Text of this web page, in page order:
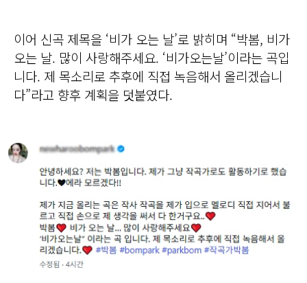
이어 신곡 제목을 ‘비가 오는 날’로 밝히며 “박봄, 비가
오는 날. 많이 사랑해주세요. ‘비가오는날’이라는 곡입
니다. 제 목소리로 추후에 직접 녹음해서 올리겠습니
다”라고 향후 계획을 덧붙였다.